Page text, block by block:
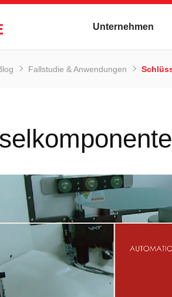
Unternehmen
Fallstudie & Anwendungen